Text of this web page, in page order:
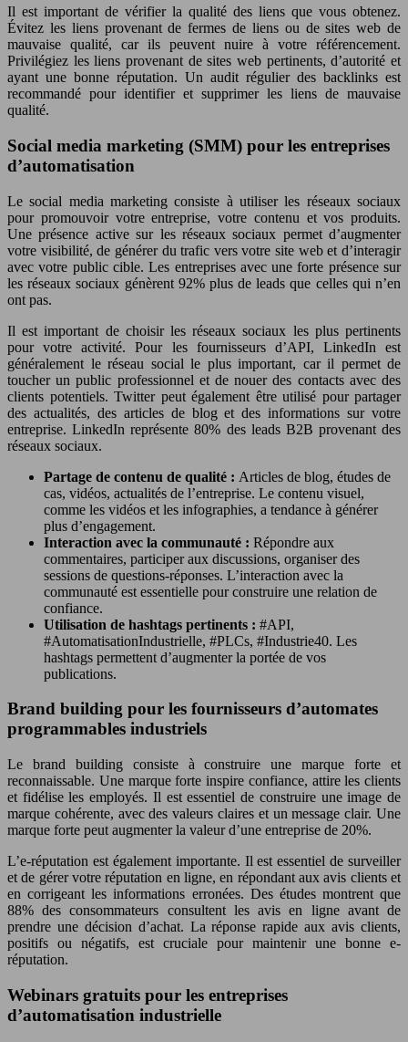
Il est important de vérifier la qualité des liens que vous obtenez.
Évitez les liens provenant de fermes de liens ou de sites web de
mauvaise qualité, car ils peuvent nuire à votre référencement.
Privilégiez les liens provenant de sites web pertinents, d’autorité et
ayant une bonne réputation. Un audit régulier des backlinks est
recommandé pour identifier et supprimer les liens de mauvaise
qualité.
Social media marketing (SMM) pour les entreprises
d’automatisation
Le social media marketing consiste à utiliser les réseaux sociaux
pour promouvoir votre entreprise, votre contenu et vos produits.
Une présence active sur les réseaux sociaux permet d’augmenter
votre visibilité, de générer du trafic vers votre site web et d’interagir
avec votre public cible. Les entreprises avec une forte présence sur
les réseaux sociaux génèrent 92% plus de leads que celles qui n’en
ont pas.
Il est important de choisir les réseaux sociaux les plus pertinents
pour votre activité. Pour les fournisseurs d’API, LinkedIn est
généralement le réseau social le plus important, car il permet de
toucher un public professionnel et de nouer des contacts avec des
clients potentiels. Twitter peut également être utilisé pour partager
des actualités, des articles de blog et des informations sur votre
entreprise. LinkedIn représente 80% des leads B2B provenant des
réseaux sociaux.
Partage de contenu de qualité : Articles de blog, études de
cas, vidéos, actualités de l’entreprise. Le contenu visuel,
comme les vidéos et les infographies, a tendance à générer
plus d’engagement.
Interaction avec la communauté : Répondre aux
commentaires, participer aux discussions, organiser des
sessions de questions-réponses. L’interaction avec la
communauté est essentielle pour construire une relation de
confiance.
Utilisation de hashtags pertinents : #API,
#AutomatisationIndustrielle, #PLCs, #Industrie40. Les
hashtags permettent d’augmenter la portée de vos
publications.
Brand building pour les fournisseurs d’automates
programmables industriels
Le brand building consiste à construire une marque forte et
reconnaissable. Une marque forte inspire confiance, attire les clients
et fidélise les employés. Il est essentiel de construire une image de
marque cohérente, avec des valeurs claires et un message clair. Une
marque forte peut augmenter la valeur d’une entreprise de 20%.
L’e-réputation est également importante. Il est essentiel de surveiller
et de gérer votre réputation en ligne, en répondant aux avis clients et
en corrigeant les informations erronées. Des études montrent que
88% des consommateurs consultent les avis en ligne avant de
prendre une décision d’achat. La réponse rapide aux avis clients,
positifs ou négatifs, est cruciale pour maintenir une bonne e-
réputation.
Webinars gratuits pour les entreprises
d’automatisation industrielle